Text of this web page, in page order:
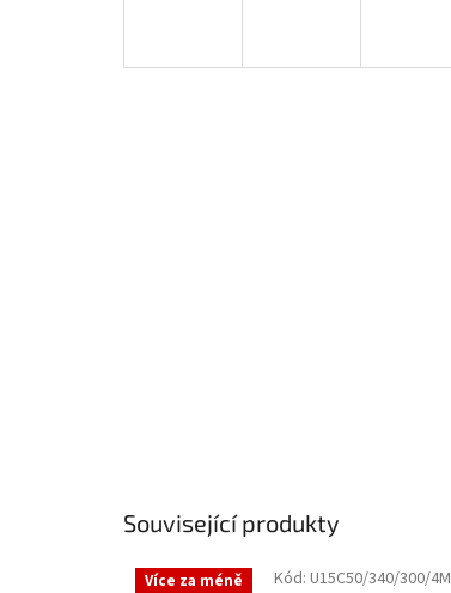
Související produkty
Více za méně Kód: U15C50/340/300/4M